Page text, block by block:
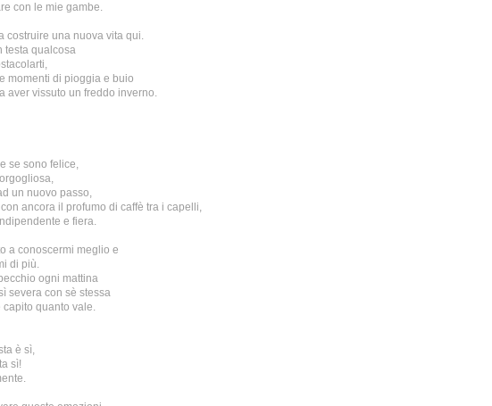
con le mie gambe.
costruire una nuova vita qui.
testa qualcosa
momenti di pioggia e buio
aver vissuto un freddo inverno.
se sono felice,
un nuovo passo,
ancora il profumo di caffè tra i capelli,
e fiera.
a conoscermi meglio e
di più.
ogni mattina
severa con sè stessa
capito quanto vale.
è sì,
sì!